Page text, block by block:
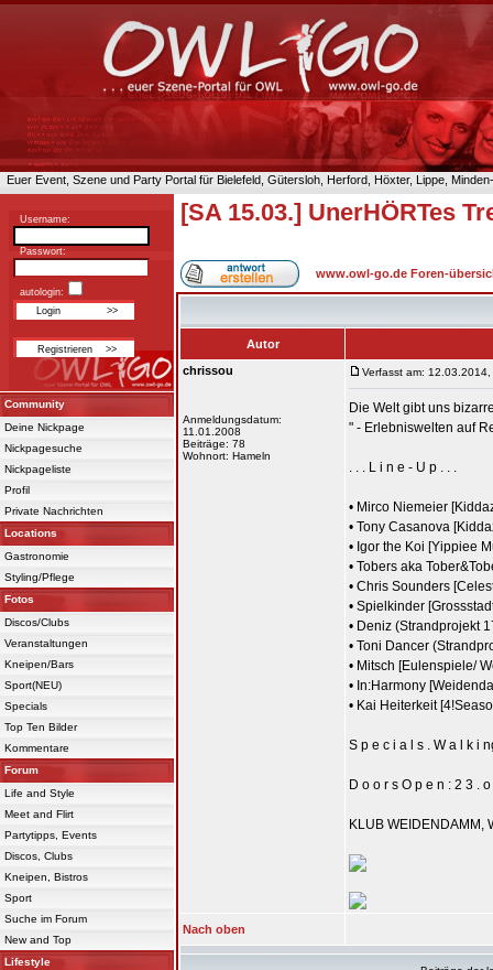
Euer Event, Szene und Party Portal für Bielefeld, Gütersloh, Herford, Höxter, Lippe,
Username:
Passwort:
autologin:
Community
Deine Nickpage
Nickpagesuche
Nickpageliste
Profil
Private Nachrichten
Locations
Gastronomie
Styling/Pflege
Fotos
Discos/Clubs
Veranstaltungen
Kneipen/Bars
Sport(NEU)
Specials
Top Ten Bilder
Kommentare
Forum
Life and Style
Meet and Flirt
Partytipps, Events
Discos, Clubs
Kneipen, Bistros
Sport
Suche im Forum
New and Top
Lifestyle
[SA 15.03.] UnerHÖRTes
www.owl-go.de Foren-
Autor
chrissou
Anmeldungsdatum:
11.01.2008
Beiträge: 78
Wohnort: Hameln
Verfasst am:
Die Welt gibt uns
" - Erlebniswelten auf
. . . L i n e - U p . . .
• Mirco Niemeier
• Tony Casanova
• Igor the Koi [Yippiee
• Tobers aka
• Chris Sounders
• Spielkinder
• Deniz (Strandprojekt
• Toni Dancer
• Mitsch [Eulenspiele/
• In:Harmony
• Kai Heiterkeit
S p e c i a l s . W a l k i
D o o r s O p e n : 2 3 .
KLUB WEIDENDAMM,
Nach oben